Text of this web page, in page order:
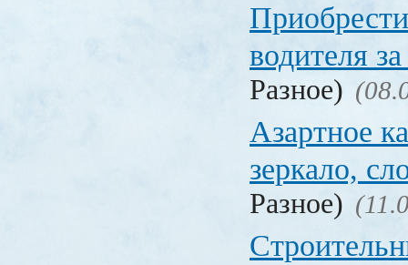
водителя
Разное)
Азартное
зеркало,
Разное)